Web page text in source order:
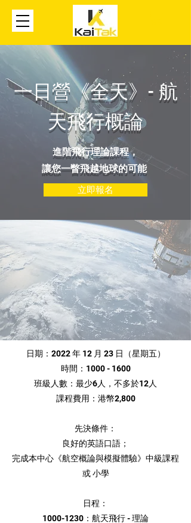
一日營《全天》- 航
天飛行概論
進階飛行理論課程，
讓您一瞥飛越地球的可能
立即報名
日期：2022 年 12 月 23 日（星期五）
時間：1000 - 1600
班級人數：最少6人，不多於12人
課程費用：港幣2,800
先決條件：
良好的英語口語；
完成本中心《航空概論與模擬體驗》中級課程
或 小學
日程：
1000-1230 ：航天飛行 - 理論